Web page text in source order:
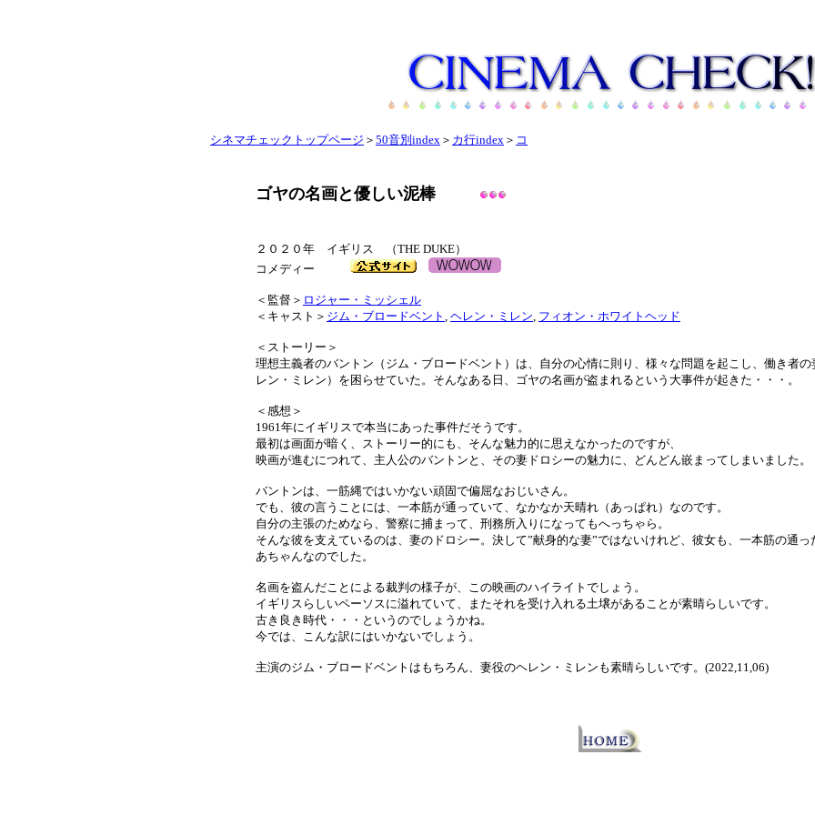
シネマチェックトップページ ＞ 50音別index ＞ カ行index ＞ コ
ゴヤの名画と優しい泥棒
２０２０年 イギリス （THE DUKE）
コメディー
＜監督＞ ロジャー・ミッシェル
＜キャスト＞ ジム・ブロードベント , ヘレン・ミレン, フィオン・ホワイトヘッド
＜ストーリー＞
理想主義者のバントン（ジム・ブロードベント）は、自分の心情に則り、様々な問題を起こし、働き者の
レン・ミレン）を困らせていた。そんなある日、ゴヤの名画が盗まれるという大事件が起きた・・・。
＜感想＞
1961年にイギリスで本当にあった事件だそうです。
最初は画面が暗く、ストーリー的にも、そんな魅力的に思えなかったのですが、
映画が進むにつれて、主人公のバントンと、その妻ドロシーの魅力に、どんどん嵌まってしまいました。
バントンは、一筋縄ではいかない頑固で偏屈なおじいさん。
でも、彼の言うことには、一本筋が通っていて、なかなか天晴れ（あっぱれ）なのです。
自分の主張のためなら、警察に捕まって、刑務所入りになってもへっちゃら。
そんな彼を支えているのは、妻のドロシー。決して”献身的な妻”ではないけれど、彼女も、一本筋の通っ
あちゃんなのでした。
名画を盗んだことによる裁判の様子が、この映画のハイライトでしょう。
イギリスらしいペーソスに溢れていて、またそれを受け入れる土壌があることが素晴らしいです。
古き良き時代・・・というのでしょうかね。
今では、こんな訳にはいかないでしょう。
主演のジム・ブロードベントはもちろん、妻役のヘレン・ミレンも素晴らしいです。(2022,11,06)